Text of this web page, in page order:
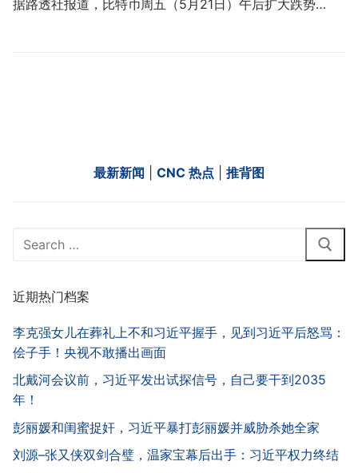
据路透社报道，比特币周五（5月21日）午后扩大跌势…
最新新闻 CNC 热点 推背图
Search
近期热门档案
李克强女儿在葬礼上不和习近平握手，见到习近平后怒骂：
侩子手！央视不敢播出画面
北戴河会议前，习近平发出试探信号，自己要干到2035
年！
彭丽媛和闺蜜捉奸，习近平暴打彭丽媛并威胁杀她全家
刘源–张又侠双剑合璧，温家宝幕后出手：习近平权力终结